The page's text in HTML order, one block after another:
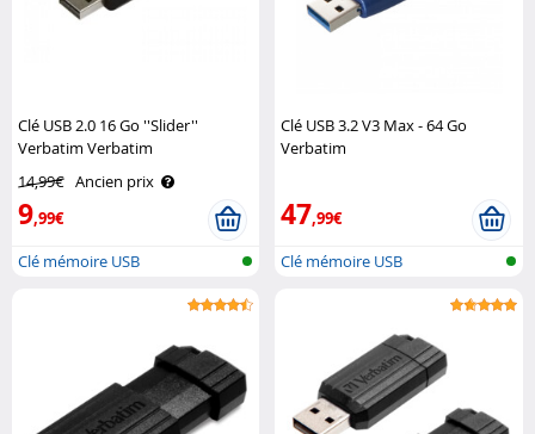
Clé USB 2.0 16 Go ''Slider''
Verbatim Verbatim
14,99€ Ancien prix
9,99€
Clé mémoire USB
Clé USB 3.2 V3 Max - 64 Go
Verbatim
47,99€
Clé mémoire USB